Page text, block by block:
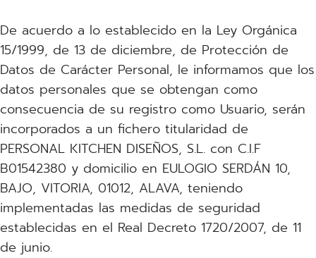
De acuerdo a lo establecido en la Ley Orgánica
15/1999, de 13 de diciembre, de Protección de
Datos de Carácter Personal, le informamos que los
datos personales que se obtengan como
consecuencia de su registro como Usuario, serán
incorporados a un fichero titularidad de
PERSONAL KITCHEN DISEÑOS, S.L. con C.I.F
B01542380 y domicilio en EULOGIO SERDÁN 10,
BAJO, VITORIA, 01012, ALAVA, teniendo
implementadas las medidas de seguridad
establecidas en el Real Decreto 1720/2007, de 11
de junio.